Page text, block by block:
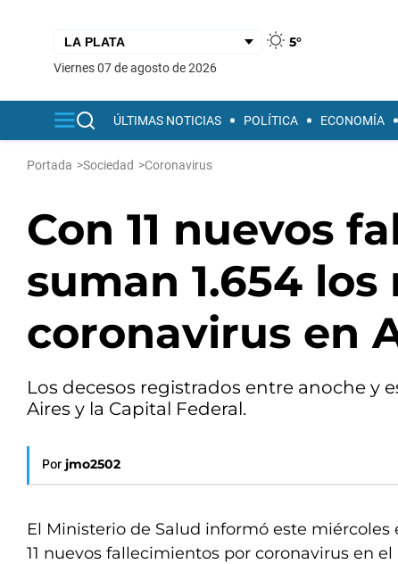
5°
viernes 07 de agosto de 2026
ÚLTIMAS NOTICIAS POLÍTICA ECONOMÍA
Portada >Sociedad >Coronavirus
Con 11 nuevos
suman 1.654
coronavirus en
Los decesos registrados entre anoche y
Aires y la Capital Federal.
Por jmo2502
El Ministerio de Salud informó este
11 nuevos fallecimientos por coronavirus en el